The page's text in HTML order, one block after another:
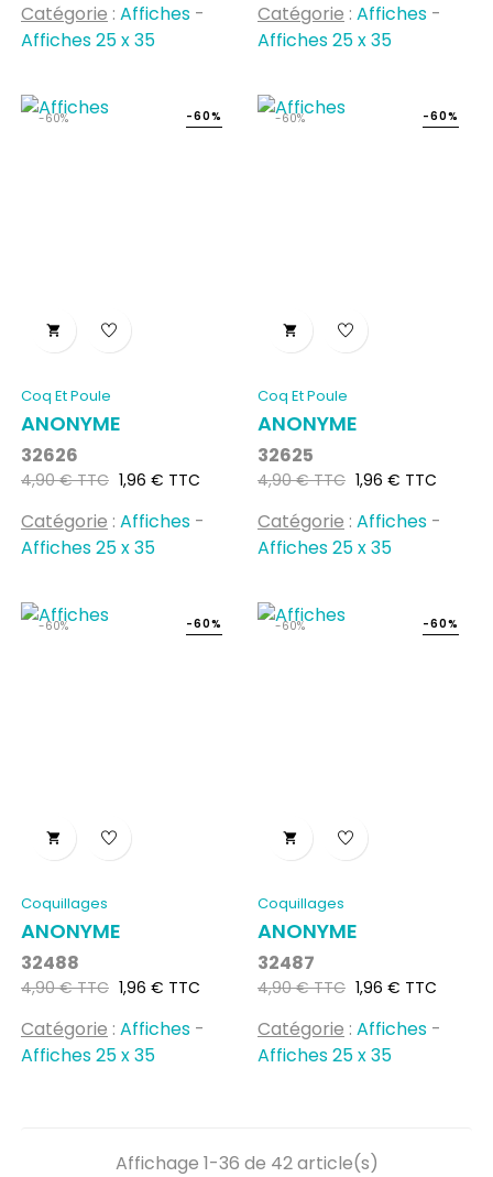
Catégorie : Affiches -
Affiches 25 x 35
Catégorie : Affiches -
Affiches 25 x 35
-60%

Coq Et Poule
ANONYME
32626
Prix
4,90 € TTC
-60%
Prix
1,96 € TTC
Catégorie : Affiches -
Affiches 25 x 35
-60%

Coq Et Poule
ANONYME
32625
Prix
4,90 € TTC
-60%
Prix
1,96 € TTC
Catégorie : Affiches -
Affiches 25 x 35
-60%

Coquillages
ANONYME
32488
Prix
4,90 € TTC
-60%
Prix
1,96 € TTC
Catégorie : Affiches -
Affiches 25 x 35
-60%

Coquillages
ANONYME
32487
Prix
4,90 € TTC
-60%
Prix
1,96 € TTC
Catégorie : Affiches -
Affiches 25 x 35
Affichage 1-36 de 42 article(s)